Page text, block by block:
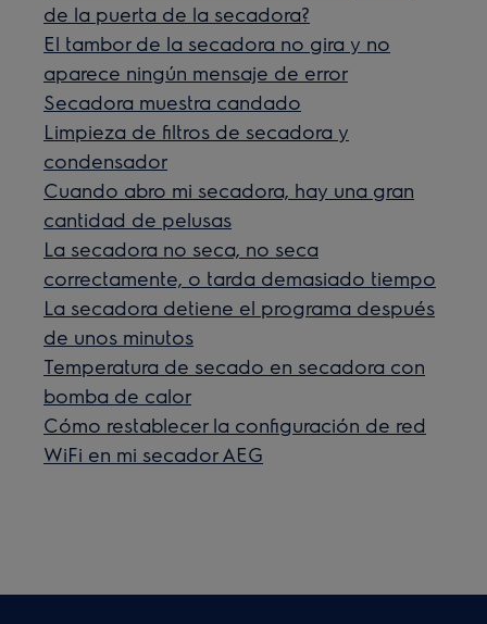
de la puerta de la secadora?
El tambor de la secadora no gira y no
aparece ningún mensaje de error
Secadora muestra candado
Limpieza de filtros de secadora y
condensador
Cuando abro mi secadora, hay una gran
cantidad de pelusas
La secadora no seca, no seca
correctamente, o tarda demasiado tiempo
La secadora detiene el programa después
de unos minutos
Temperatura de secado en secadora con
bomba de calor
Cómo restablecer la configuración de red
WiFi en mi secador AEG